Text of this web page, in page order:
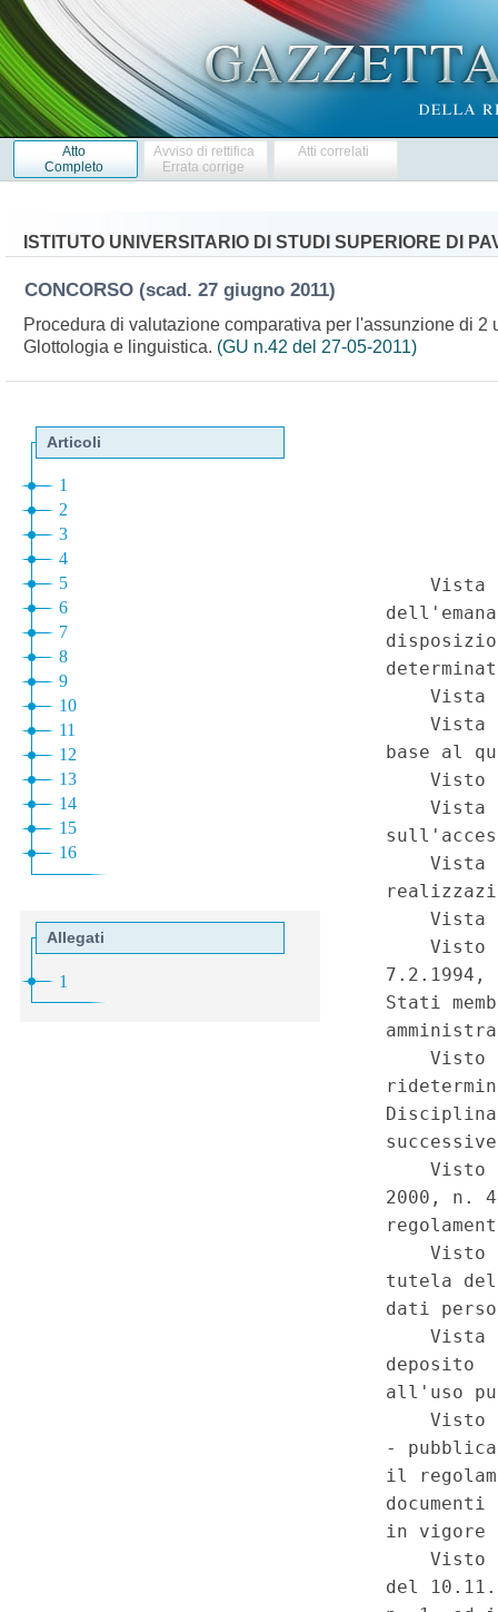
Atto
Completo
Avviso di rettifica
Errata corrige
Atti correlati
ISTITUTO UNIVERSITARIO DI STUDI SUPERIORE DI
CONCORSO (scad. 27 giugno 2011)
Procedura di valutazione comparativa per l'assunzione di
Glottologia e linguistica. (GU n.42 del 27-05-2011)